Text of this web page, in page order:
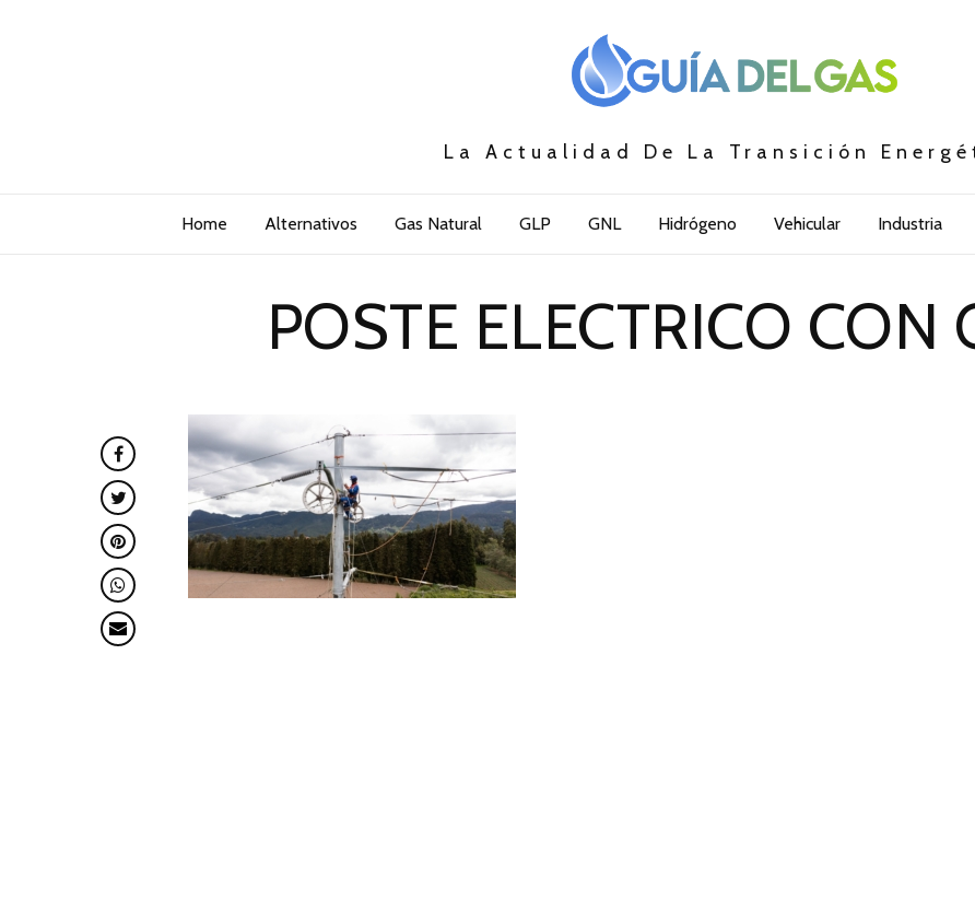
La Actualidad De La Transición
Home Alternativos Gas Natural GLP GNL Hidrógeno Vehicular Industria
POSTE ELECTRICO CON